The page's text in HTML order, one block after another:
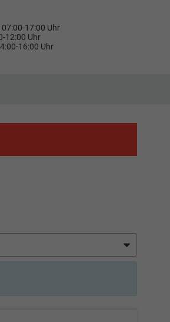
07:00-17:00 Uhr
12:00 Uhr
16:00 Uhr